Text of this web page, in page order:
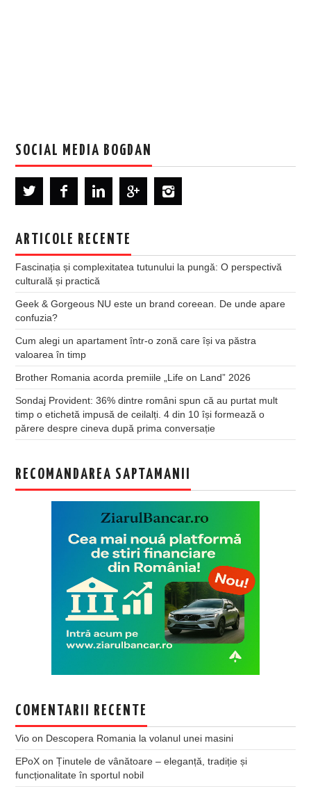
SOCIAL MEDIA BOGDAN
ARTICOLE RECENTE
Fascinația și complexitatea tutunului la pungă: O perspectivă
culturală și practică
Geek & Gorgeous NU este un brand coreean. De unde apare
confuzia?
Cum alegi un apartament într-o zonă care își va păstra
valoarea în timp
Brother Romania acorda premiile „Life on Land” 2026
Sondaj Provident: 36% dintre români spun că au purtat mult
timp o etichetă impusă de ceilalți. 4 din 10 își formează o
părere despre cineva după prima conversație
RECOMANDAREA SAPTAMANII
COMENTARII RECENTE
Vio on Descopera Romania la volanul unei masini
EPoX onȚinutele de vânătoare – eleganță, tradiție și
funcționalitate în sportul nobil